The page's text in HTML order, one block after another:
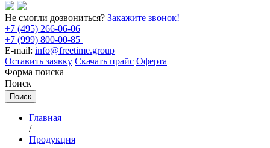
Не смогли дозвониться? Закажите звонок!
+7 (495) 266-06-06
+7 (999) 800-00-85
E-mail: info@freetime.group
Оставить заявку Скачать прайс Оферта
Форма поиска
Поиск
Главная
/
Продукция